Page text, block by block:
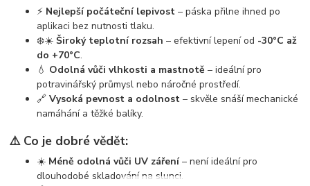
⚡ Nejlepší počáteční lepivost – páska přilne ihned po
aplikaci bez nutnosti tlaku.
❄️☀️Široký teplotní rozsah – efektivní lepení od -30°C až
do +70°C.
💧 Odolná vůči vlhkosti a mastnotě – ideální pro
potravinářský průmysl nebo náročné prostředí.
🔗Vysoká pevnost a odolnost – skvěle snáší mechanické
namáhání a těžké balíky.
⚠️ Co je dobré vědět:
☀️ Méně odolná vůči UV záření– není ideální pro
dlouhodobé skladování na slunci.